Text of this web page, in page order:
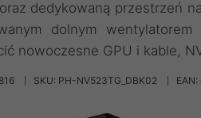
dedykowaną przestrzeń
dolnym
nowoczesne GPU i kable,
SKU: PH-NV523TG_DBK02